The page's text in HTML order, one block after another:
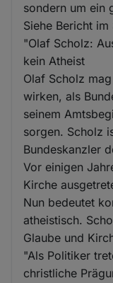
sondern um ein
Siehe Bericht
"Olaf Scholz:
kein Atheist
Olaf Scholz
wirken, als
seinem
sorgen. Scholz
Bundeskanzler
Vor einigen
Kirche
Nun bedeutet
atheistisch.
Glaube und
"Als Politiker
christliche